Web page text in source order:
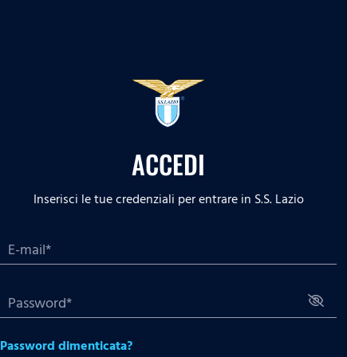
ACCEDI
Inserisci le tue credenziali per entrare in S.S. Lazio
Password dimenticata?